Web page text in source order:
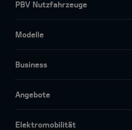
PBV Nutzfahrzeuge
Modelle
Business
Angebote
Elektromobilität